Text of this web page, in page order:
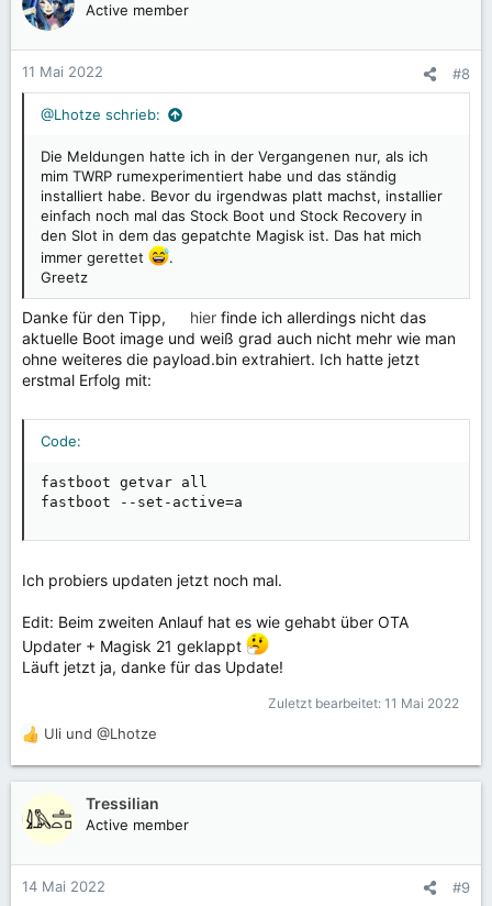
Active member
11 Mai 2022 #8
@Lhotze schrieb:
Die Meldungen hatte ich in der Vergangenen nur, als ich
mim TWRP rumexperimentiert habe und das ständig
installiert habe. Bevor du irgendwas platt machst, installier
einfach noch mal das Stock Boot und Stock Recovery in
den Slot in dem das gepatchte Magisk ist. Das hat mich
immer gerettet
.
Greetz
Danke für den Tipp, hier finde ich allerdings nicht das
aktuelle Boot image und weiß grad auch nicht mehr wie man
ohne weiteres die payload.bin extrahiert. Ich hatte jetzt
erstmal Erfolg mit:
Code:
fastboot getvar all
fastboot --set-active=a
Ich probiers updaten jetzt noch mal.
Edit: Beim zweiten Anlauf hat es wie gehabt über OTA
Updater + Magisk 21 geklappt
Läuft jetzt ja, danke für das Update!
Zuletzt bearbeitet: 11 Mai 2022
R
e
a
k
t
o
n
Uli und @Lhotze
Tressilian
Active member
14 Mai 2022 #9